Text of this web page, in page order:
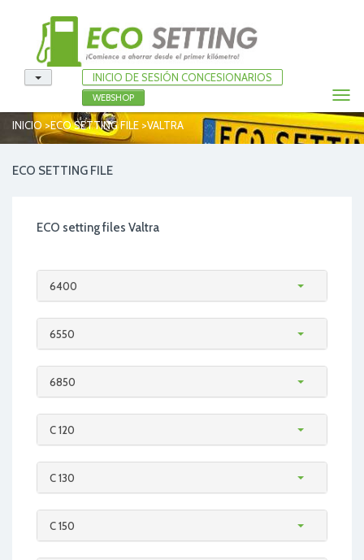
INICIO DE SESIÓN CONCESIONARIOS
WEBSHOP
INICIO>ECO SETTING FILE >VALTRA
ECO SETTING FILE
ECO setting files Valtra
6400
6550
6850
C 120
C 130
C 150